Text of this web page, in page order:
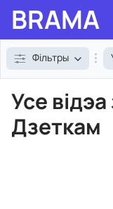
BRAMA
Фільтры
Усе
Дзеткам